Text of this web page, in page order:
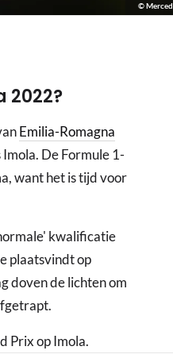
©
2022?
Emilia-Romagna
De Formule 1-
want het is tijd voor
kwalificatie
plaatsvindt op
doven de lichten om
Prix op Imola.